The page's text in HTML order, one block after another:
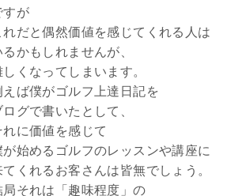
すが
れだと偶然価値を感じてくれる人は
るかもしれませんが、
しくなってしまいます。
えば僕がゴルフ上達日記を
ログで書いたとして、
れに価値を感じて
が始めるゴルフのレッスンや講座に
てくれるお客さんは皆無でしょう。
局それは「趣味程度」の